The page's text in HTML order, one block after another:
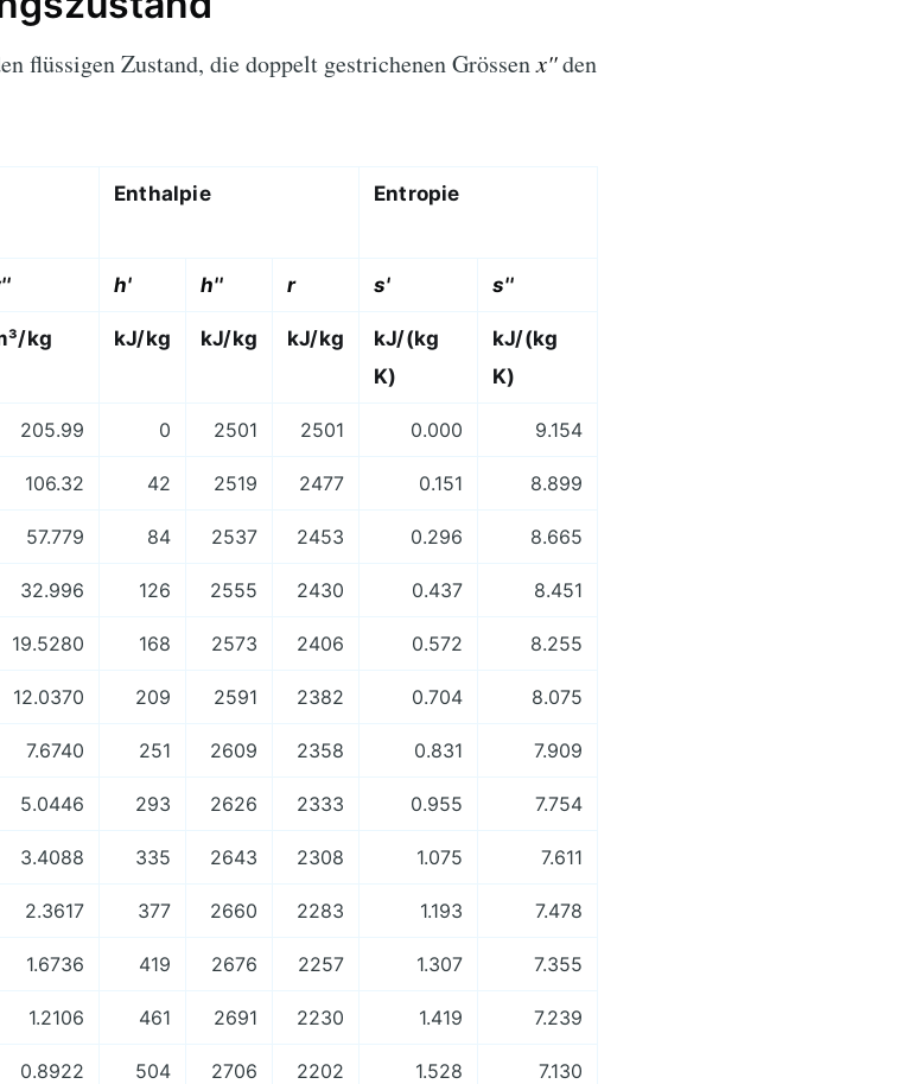
flüssigen Zustand, die doppelt gestrichenen Grössenx''den
Enthalpie Entropie
h' h'' r s' s''
kg kJ/kg kJ/kg kJ/kg
kJ/(kg
K)
kJ/(kg
K)
205.99 0 2501 2501 0.000 9.154
106.32 42 2519 2477 0.151 8.899
57.779 84 2537 2453 0.296 8.665
32.996 126 2555 2430 0.437 8.451
19.5280 168 2573 2406 0.572 8.255
12.0370 209 2591 2382 0.704 8.075
7.6740 251 2609 2358 0.831 7.909
5.0446 293 2626 2333 0.955 7.754
3.4088 335 2643 2308 1.075 7.611
2.3617 377 2660 2283 1.193 7.478
1.6736 419 2676 2257 1.307 7.355
1.2106 461 2691 2230 1.419 7.239
0.8922 504 2706 2202 1.528 7.130